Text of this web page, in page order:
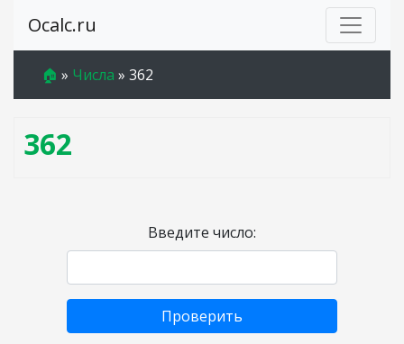
Ocalc.ru
🏠 » Числа » 362
362
Введите число:
Проверить